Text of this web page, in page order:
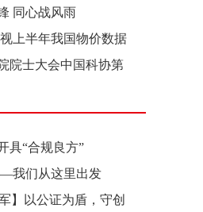
同心战风雨
上半年我国物价数据
院士大会中国科协第
开
具“合规良方”
我们从这里出发
】以公证为盾，守创